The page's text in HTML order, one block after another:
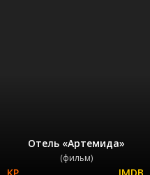
Отель «Артемида»
(фильм)